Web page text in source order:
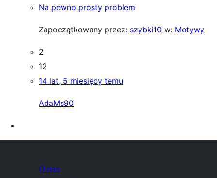
Na pewno prosty problem
Zapoczątkowany przez: szybki10 w: Motywy
2
12
14 lat, 5 miesięcy temu
AdaMs90
O nas